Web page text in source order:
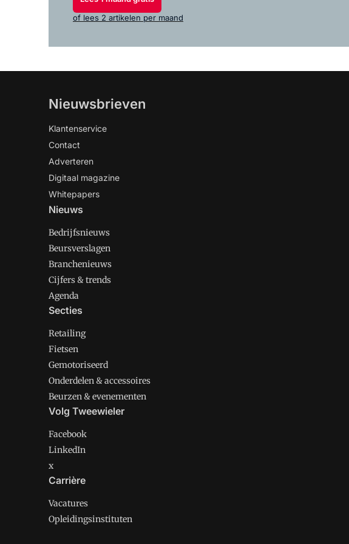
of lees 2 artikelen per maand
Nieuwsbrieven
Klantenservice
Contact
Adverteren
Digitaal magazine
Whitepapers
Nieuws
Bedrijfsnieuws
Beursverslagen
Branchenieuws
Cijfers & trends
Agenda
Secties
Retailing
Fietsen
Gemotoriseerd
Onderdelen & accessoires
Beurzen & evenementen
Volg Tweewieler
Facebook
LinkedIn
x
Carrière
Vacatures
Opleidingsinstituten